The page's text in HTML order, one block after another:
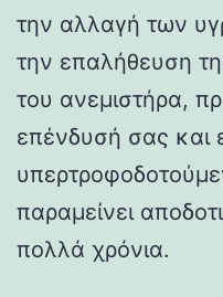
την αλλαγή των
την επαλήθευση
του ανεμιστήρα,
επένδυσή σας και
παραμείνει
πολλά χρόνια.